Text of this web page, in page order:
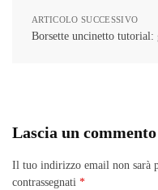
ARTICOLO SUCCESSIVO
Borsette uncinetto tutorial:
Lascia un commento
Il tuo indirizzo email non sarà
contrassegnati *